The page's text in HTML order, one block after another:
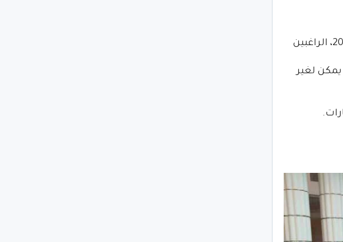
ومن ثم وضعت وزارة الداخلية شروطا لقبول الضباط المتخصصين بكلية الشرطة 2022، الراغبين
يمكن لغير